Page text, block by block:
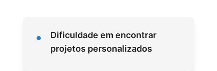
•
Dificuldade em encontrar
projetos personalizados